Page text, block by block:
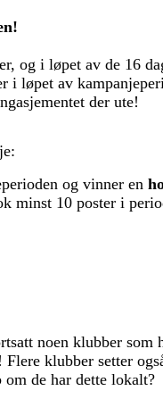
og i løpet av de 16
i løpet av
der ute!
og vinner en
minst 10 poster i
noen klubber som
klubber setter
de har dette lokalt?